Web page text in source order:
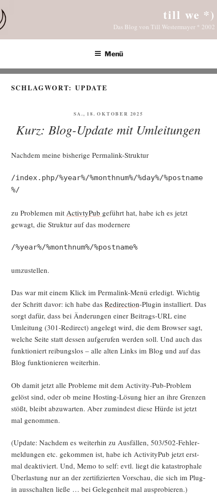
Inhalt
springen
till we *)
Das Blog von Till Westermayer * 2002
Menü
SCHLAGWORT:UPDATE
VERÖFFENTLICHT
SA., 18. OKTOBER 2025
Kurz: Blog-Update mit Umleitungen
Nach­dem mei­ne bis­he­ri­ge Permalink-Struktur
/index.php/%year%/%monthnum%/%day%/%postname
%/
zu Pro­ble­men mit Activ­ty­Pub geführt hat, habe ich es jetzt
gewagt, die Struk­tur auf das modernere
/%year%/%monthnum%/%postname%
umzu­stel­len.
Das war mit einem Klick im Per­ma­link-Menü erle­digt. Wich­tig
der Schritt davor: ich habe das Redi­rec­tion-Plug­in instal­liert. Das
sorgt dafür, dass bei Ände­run­gen einer Bei­trags-URL eine
Umlei­tung (301-Redi­rect) ange­legt wird, die dem Brow­ser sagt,
wel­che Sei­te statt des­sen auf­ge­ru­fen wer­den soll. Und auch das
funk­tio­niert rei­bungs­los – alle alten Links im Blog und auf das
Blog funk­tio­nie­ren weiterhin.
Ob damit jetzt alle Pro­ble­me mit dem Acti­vi­ty-Pub-Pro­blem
gelöst sind, oder ob mei­ne Hos­ting-Lösung hier an ihre Gren­zen
stößt, bleibt abzu­war­ten. Aber zumin­dest die­se Hür­de ist jetzt
mal genommen.
(Update: Nach­dem es wei­ter­hin zu Aus­fäl­len, 503/502-Feh­ler­
mel­dun­gen etc. gekom­men ist, habe ich Acti­vi­ty­Pub jetzt erst­
mal deak­ti­viert. Und, Memo to self: evtl. liegt die kata­stro­pha­le
Über­las­tung nur an der zer­ti­fi­zier­ten Vor­schau, die sich im Plug­
in aus­schal­ten lie­ße … bei Gele­gen­heit mal ausprobieren.)